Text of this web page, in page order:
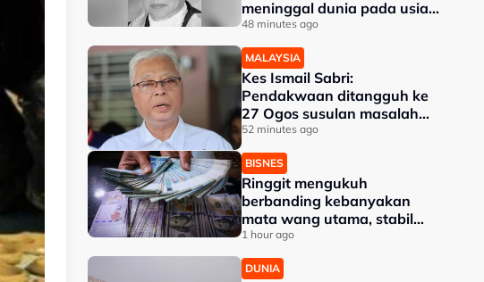
meninggal dunia pada usia
91 tahun
48 minutes ago
MALAYSIA
Kes Ismail Sabri:
Pendakwaan ditangguh ke
27 Ogos susulan masalah
kesihatan
52 minutes ago
BISNES
Ringgit mengukuh
berbanding kebanyakan
mata wang utama, stabil
dengan dolar AS
1 hour ago
DUNIA